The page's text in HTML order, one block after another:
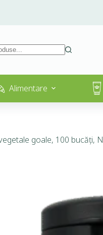
Alimentare
goale, 100 bucăți,